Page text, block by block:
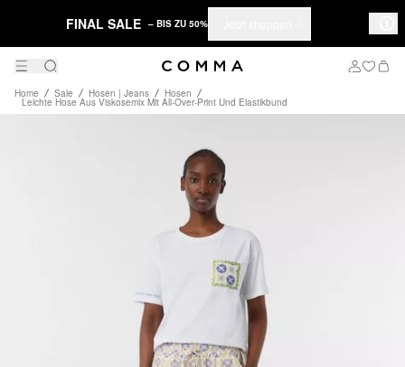
FINAL SALE – BIS ZU 50%
Home Sale Hosen | Jeans Hosen
Leichte Hose Aus Viskosemix Mit All-Over-Print Und Elastikbund